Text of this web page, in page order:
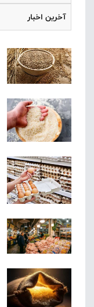
آخرین اخبار